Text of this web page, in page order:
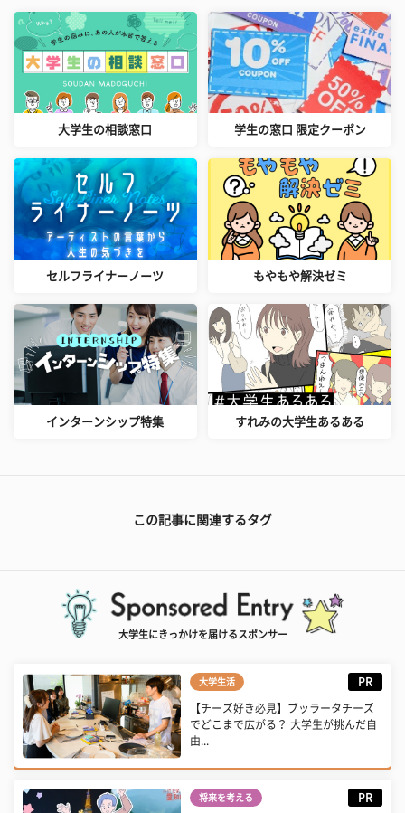
大学生の相談窓口 学生の窓口 限定クーポン
セルフライナーノーツ もやもや解決ゼミ
インターンシップ特集 すれみの大学生あるある
この記事に関連するタグ
大学生にきっかけを届けるスポンサー
大学生活 PR
【チーズ好き必見】ブッラータチーズ
でどこまで広がる？ 大学生が挑んだ自
由...
将来を考える PR